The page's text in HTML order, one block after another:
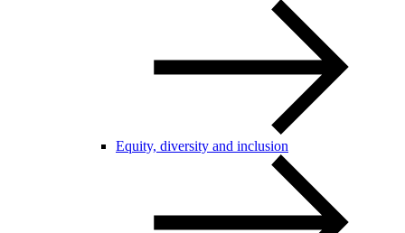
Equity, diversity and inclusion